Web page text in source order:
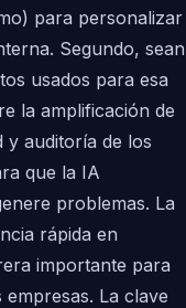
para personalizar
Segundo, sean
usados para esa
la amplificación de
y auditoría de los
que la IA
problemas. La
rápida en
importante para
La clave